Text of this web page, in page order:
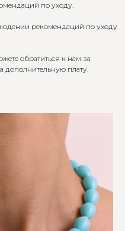
по уходу.
рекомендаций по уходу
обратиться к нам за
дополнительную плату.